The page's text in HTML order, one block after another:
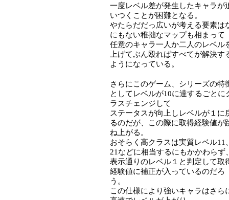
一度レベル差が発生したキャラが
いつくことが困難となる。
やたらだだっ広いが考える要素は
にもない稚拙なマップも相まって
任意のキャラ一人か二人のレベル
上げてぶん殴ればすべてが解決す
ようになっている。
さらにこのゲーム、シリーズの特
としてレベルが10に達するごとに
ラスチェンジして
ステータスが向上しレベルが１に
るのだが、この際に取得経験値が
ね上がる。
おそらく高クラスは実質レベル11
21などに相当するにもかかわらず
表示通りのレベル１と判定して取
経験値に補正が入っているのだろ
う。
この仕様により強いキャラはさら